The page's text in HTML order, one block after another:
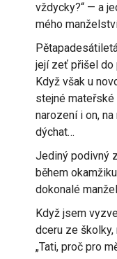
vždycky?“ — a
mého
její zeť přišel do
Když však u
stejné mateřské
narození i on,
dýchat…
Jediný podivný
během
dokonalé
Když jsem
dceru ze školky,
„Tati, proč pro